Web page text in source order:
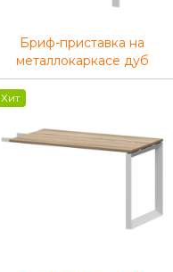
Бриф-приставка на
металлокаркасе дуб
сафари/белый НТМПБ-
П-709 Дуб сафари/
Хит